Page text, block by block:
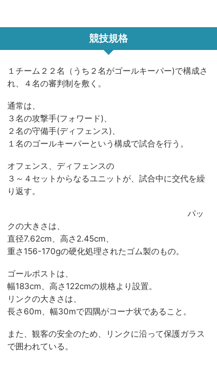
競技規格
１チーム２２名（うち２名がゴールキーパー)で構成さ
れ、４名の審判制を敷く。
通常は、
３名の攻撃手(フォワード)、
２名の守備手(ディフェンス)、
１名のゴールキーパーという構成で試合を行う。
オフェンス、ディフェンスの
３～４セットからなるユニットが、試合中に交代を繰
り返す。
パッ
クの大きさは、
直径7.62cm、高さ2.45cm、
重さ156-170gの硬化処理されたゴム製のもの。
ゴールポストは、
幅183cm、高さ122cmの規格より設置。
リンクの大きさは、
長さ60m、幅30mで四隅がコーナ状であること。
また、観客の安全のため、リンクに沿って保護ガラス
で囲われている。